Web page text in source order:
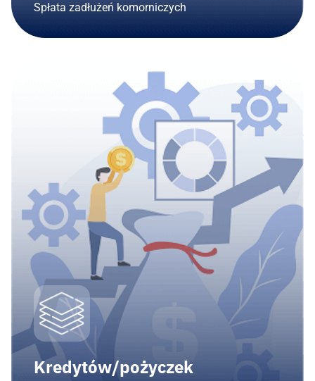
Spłata zadłużeń komorniczych
Kredytów/pożyczek